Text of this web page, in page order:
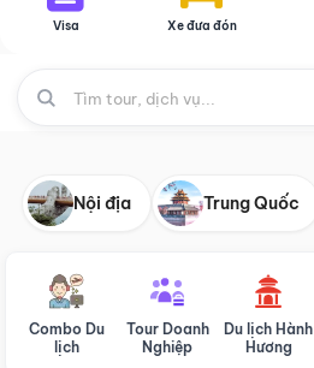
Visa Xe đưa đón
Nội địa Trung Quốc
Combo Du
lịch
Tour Doanh
Nghiệp
Du lịch Hành
Hương